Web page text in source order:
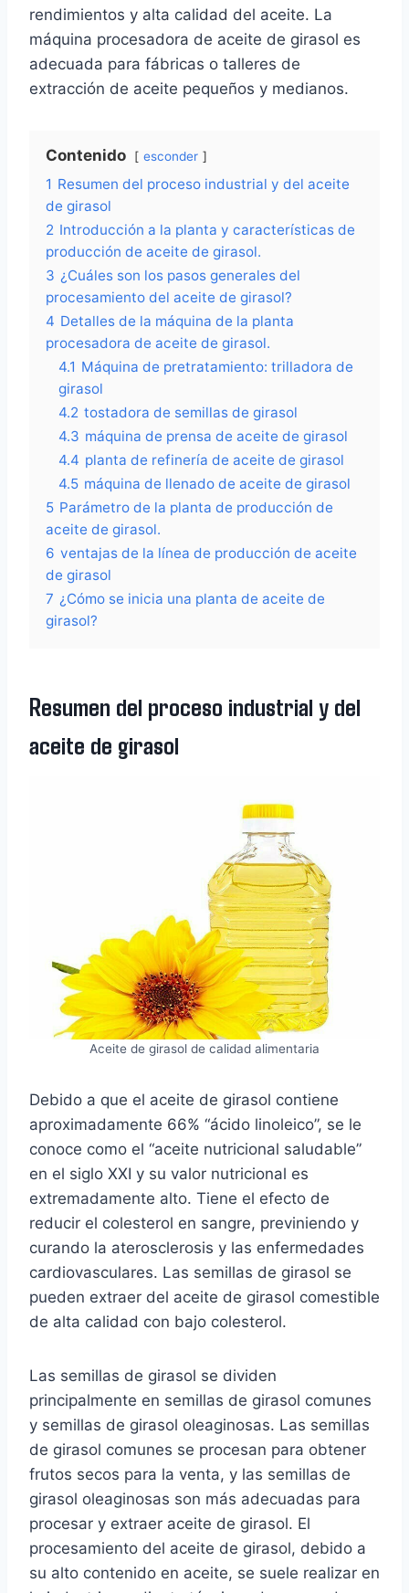
rendimientos y alta calidad del aceite. La
máquina procesadora de aceite de girasol es
adecuada para fábricas o talleres de
extracción de aceite pequeños y medianos.
Contenido esconder
1 Resumen del proceso industrial y del aceite
de girasol
2 Introducción a la planta y características de
producción de aceite de girasol.
3 ¿Cuáles son los pasos generales del
procesamiento del aceite de girasol?
4 Detalles de la máquina de la planta
procesadora de aceite de girasol.
4.1 Máquina de pretratamiento: trilladora de
girasol
4.2 tostadora de semillas de girasol
4.3 máquina de prensa de aceite de girasol
4.4 planta de refinería de aceite de girasol
4.5 máquina de llenado de aceite de girasol
5 Parámetro de la planta de producción de
aceite de girasol.
6 ventajas de la línea de producción de aceite
de girasol
7 ¿Cómo se inicia una planta de aceite de
girasol?
Resumen del proceso industrial y del
aceite de girasol
Aceite de girasol de calidad alimentaria
Debido a que el aceite de girasol contiene
aproximadamente 66% “ácido linoleico”, se le
conoce como el “aceite nutricional saludable”
en el siglo XXI y su valor nutricional es
extremadamente alto. Tiene el efecto de
reducir el colesterol en sangre, previniendo y
curando la aterosclerosis y las enfermedades
cardiovasculares. Las semillas de girasol se
pueden extraer del aceite de girasol comestible
de alta calidad con bajo colesterol.
Las semillas de girasol se dividen
principalmente en semillas de girasol comunes
y semillas de girasol oleaginosas. Las semillas
de girasol comunes se procesan para obtener
frutos secos para la venta, y las semillas de
girasol oleaginosas son más adecuadas para
procesar y extraer aceite de girasol. El
procesamiento del aceite de girasol, debido a
su alto contenido en aceite, se suele realizar en